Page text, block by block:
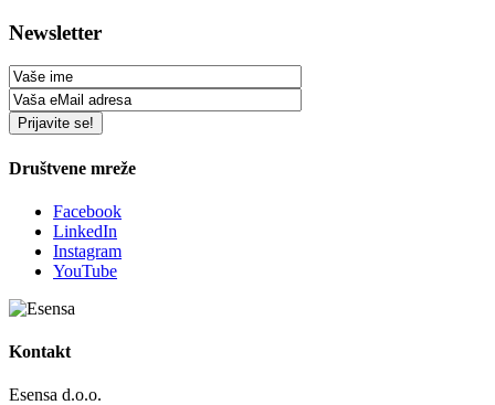
Newsletter
Društvene mreže
Facebook
LinkedIn
Instagram
YouTube
Kontakt
Esensa d.o.o.